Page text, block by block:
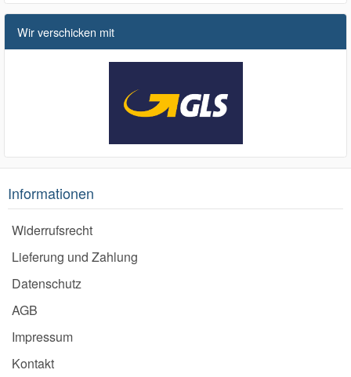
Wir verschicken mit
Informationen
Widerrufsrecht
Lieferung und Zahlung
Datenschutz
AGB
Impressum
Kontakt